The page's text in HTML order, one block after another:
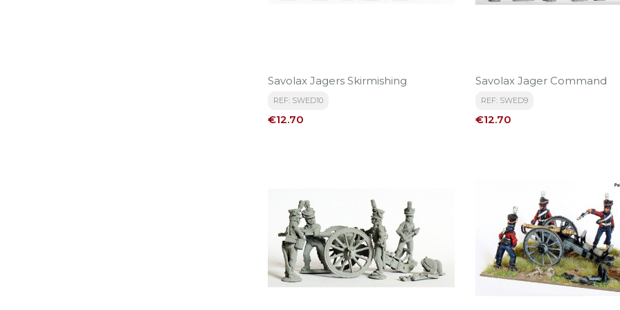
Savolax Jagers Skirmishing
REF: SWED10
Price
€12.70
Savolax Jager Command
REF: SWED9
Price
€12.70